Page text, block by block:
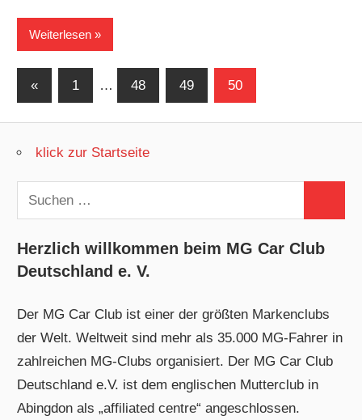
Weiterlesen
Seitennummerierung
Beiträge
«Vorherige
1 … 48 49 50
klick zur Startseite
Suchen
nach:
Herzlich willkommen beim MG Car Club
Deutschland e. V.
Der MG Car Club ist einer der größten Markenclubs
der Welt. Weltweit sind mehr als 35.000 MG-Fahrer in
zahlreichen MG-Clubs organisiert. Der MG Car Club
Deutschland e.V. ist dem englischen Mutterclub in
Abingdon als „affiliated centre“ angeschlossen.